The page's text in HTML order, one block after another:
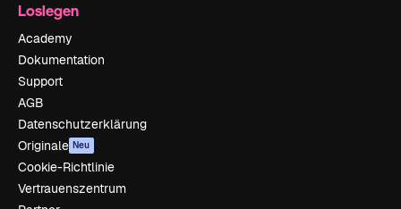
Loslegen
Academy
Dokumentation
Support
AGB
Datenschutzerklärung
Originale Neu
Cookie-Richtlinie
Vertrauenszentrum